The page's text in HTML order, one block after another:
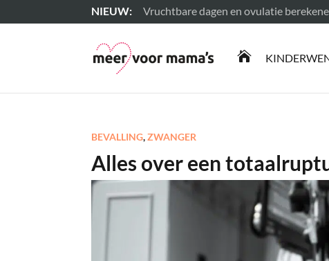
Vruchtbare dagen en ovulatie
Lees meer

BEVALLING,ZWANGER
Alles over een